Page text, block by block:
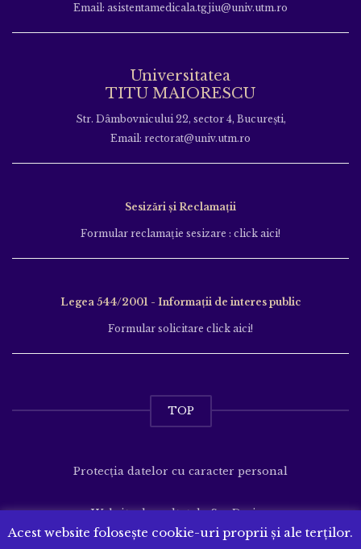
Email: asistentamedicala.tgjiu@univ.utm.ro
Universitatea
TITU MAIORESCU
Str. Dâmbovnicului 22, sector 4, București,
Email: rectorat@univ.utm.ro
Sesizări și Reclamații
Formular reclamație sesizare : click aici!
Legea 544/2001 - Informații de interes public
Formular solicitare click aici!
TOP
Protecția datelor cu caracter personal
Website dezvoltat deSenDesign
Acest website folosește cookie-uri proprii și ale terților.